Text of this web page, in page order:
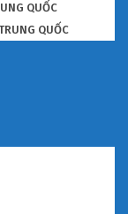
QUỐC
QUỐC